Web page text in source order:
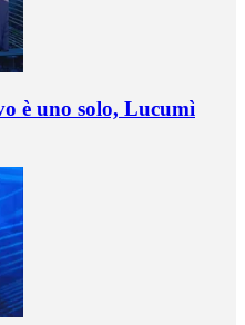
è uno solo, Lucumì